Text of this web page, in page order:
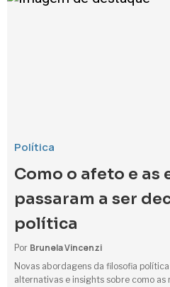
Política
Como o afeto e as
passaram a ser
política
Por Brunela Vincenzi
Novas abordagens da filosofia
alternativas e insights sobre como as